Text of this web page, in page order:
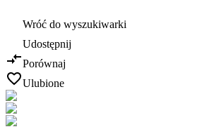
Wróć do wyszukiwarki
Udostępnij
Porównaj
Ulubione